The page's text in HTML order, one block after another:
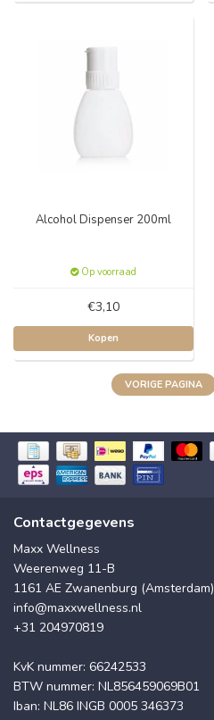
Alcohol Dispenser 200ml
Op voorraad
€3,10
Kopen
VORIGE PAGINA
Contactgegevens
Maxx Wellness
Weerenweg 11-B
1161 AE Zwanenburg (Amsterdam)
info@maxxwellness.nl
+31 204970819
KvK nummer: 66242533
BTW nummer: NL856459069B01
Iban: NL86 INGB 0005 346373